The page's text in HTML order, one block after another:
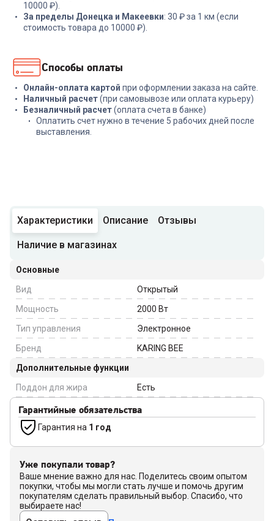
10000 ₽).
За пределы Донецка и Макеевки: 30 ₽ за 1 км (если
стоимость товара до 10000 ₽).
Способы оплаты
Онлайн-оплата картой при оформлении заказа на сайте.
Наличный расчет(при самовывозе или оплата курьеру)
Безналичный расчет(оплата счета в банке)
Оплатить счет нужно в течение 5 рабочих дней после
выставления.
Характеристики Описание Отзывы
Наличие в магазинах
Основные
Вид
Открытый
Мощность
2000 Вт
Тип управления
Электронное
Бренд
KARING BEE
Дополнительные функции
Поддон для жира
Есть
Гарантийные обязательства
Гарантия на 1 год
Уже покупали товар?
Ваше мнение важно для нас. Поделитесь своим опытом
покупки, чтобы мы могли стать лучше и помочь другим
покупателям сделать правильный выбор. Спасибо, что
выбираете нас!